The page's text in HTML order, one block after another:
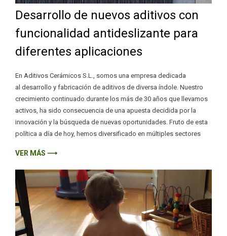
Desarrollo de nuevos aditivos con
funcionalidad antideslizante para
diferentes aplicaciones
En Aditivos Cerámicos S.L., somos una empresa dedicada
al desarrollo y fabricación de aditivos de diversa índole. Nuestro
crecimiento continuado durante los más de 30 años que llevamos
activos, ha sido consecuencia de una apuesta decidida por la
innovación y la búsqueda de nuevas oportunidades. Fruto de esta
política a día de hoy, hemos diversificado en múltiples sectores
VER MÁS ⟶